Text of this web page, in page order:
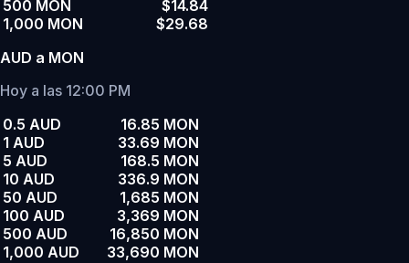
500 MON
$14.84
1,000 MON
$29.68
AUD a MON
Hoy a las 12:00 PM
0.5 AUD
16.85 MON
1 AUD
33.69 MON
5 AUD
168.5 MON
10 AUD
336.9 MON
50 AUD
1,685 MON
100 AUD
3,369 MON
500 AUD
16,850 MON
1,000 AUD
33,690 MON